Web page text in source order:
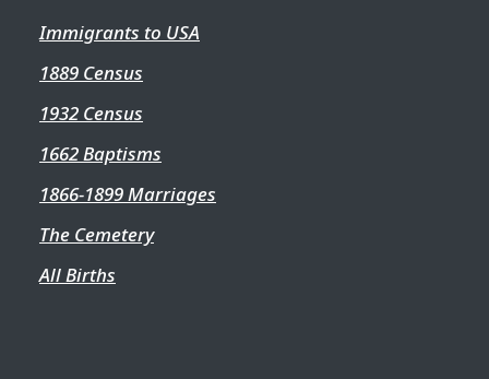
Immigrants to USA
1889 Census
1932 Census
1662 Baptisms
1866-1899 Marriages
The Cemetery
All Births